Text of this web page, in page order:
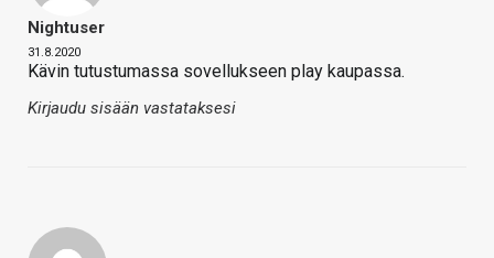
Nightuser
31.8.2020
Kävin tutustumassa sovellukseen play kaupassa.
Kirjaudu sisään vastataksesi